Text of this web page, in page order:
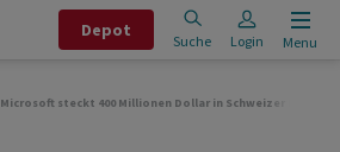
Depot
Suche Login Menu
Microsoft steckt 400 Millionen Dollar in Schweizer KI-